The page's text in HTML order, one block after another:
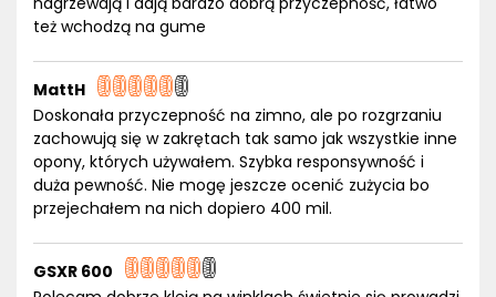
też wchodzą na gume
MattH
Doskonała przyczepność na zimno, ale po rozgrzaniu
zachowują się w zakrętach tak samo jak wszystkie inne
opony, których używałem. Szybka responsywność i
duża pewność. Nie mogę jeszcze ocenić zużycia bo
przejechałem na nich dopiero 400 mil.
GSXR 600